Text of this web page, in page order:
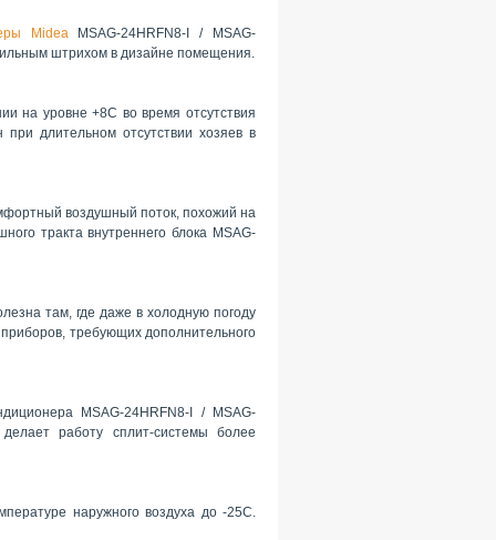
MideaMSAG-24HRFN8-I / MSAG-
штрихом в дизайне помещения.
на уровне +8С во время отсутствия
длительном отсутствии хозяев в
воздушный поток, похожий на
тракта внутреннего блока MSAG-
там, где даже в холодную погоду
требующих дополнительного
MSAG-24HRFN8-I / MSAG-
работу сплит-системы более
наружного воздуха до -25С.